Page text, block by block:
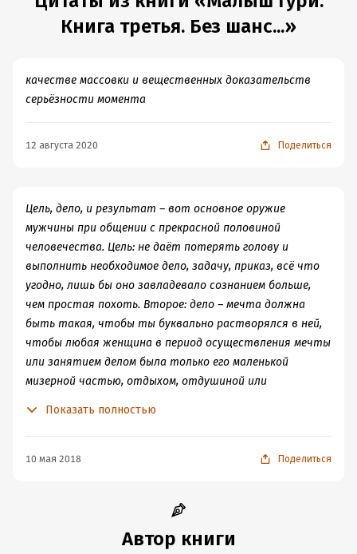
Книга третья. Без шанс...»
качестве массовки и вещественных доказательств
серьёзности момента
12 августа 2020 Поделиться
Цель, дело, и результат – вот основное оружие
мужчины при общении с прекрасной половиной
человечества. Цель: не даёт потерять голову и
выполнить необходимое дело, задачу, приказ, всё что
угодно, лишь бы оно завладевало сознанием больше,
чем простая похоть. Второе: дело – мечта должна
быть такая, чтобы ты буквально растворялся в ней,
чтобы любая женщина в период осуществления мечты
или занятием делом была только его маленькой
мизерной частью, отдыхом, отдушиной или
обладание прекрасной женщиной станет в таком
жизни. Ну, тут уж кому как повезёт!
Показать полностью
10 мая 2018 Поделиться
Автор книги